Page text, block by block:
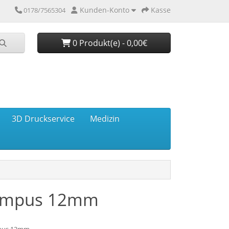
0178/7565304 Kunden-Konto Kasse
0 Produkt(e) - 0,00€
3D Druckservice
Medizin
12mm